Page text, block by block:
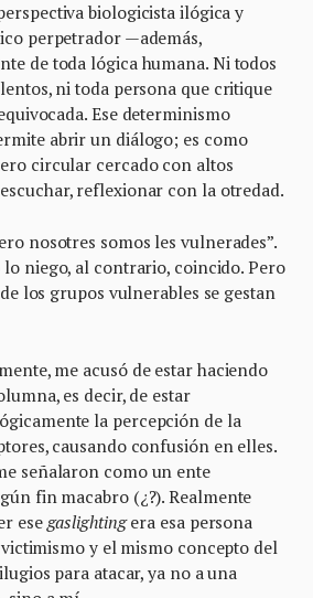
biologicista ilógica y
perpetrador —además,
de toda lógica humana. Ni todos
ni toda persona que critique
Ese determinismo
abrir un diálogo; es como
circular cercado con altos
reflexionar con la otredad.
nosotres somos les vulnerades”.
niego, al contrario, coincido. Pero
los grupos vulnerables se gestan
me acusó de estar haciendo
es decir, de estar
la percepción de la
causando confusión en elles.
señalaron como un ente
fin macabro (¿?). Realmente
esegaslightingera esa persona
y el mismo concepto del
para atacar, ya no a una